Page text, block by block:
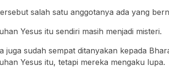
salah satu anggotanya ada yang
Yesus itu sendiri masih menjadi misteri.
juga sudah sempat ditanyakan kepada
Yesus itu, tetapi mereka mengaku lupa.